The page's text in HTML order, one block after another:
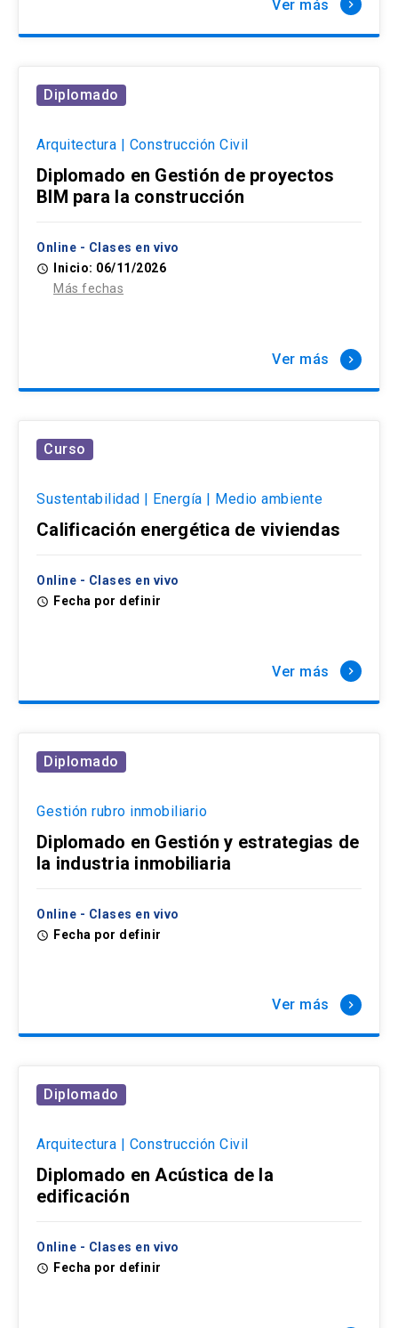
Ver más keyboard_arrow_right
Diplomado
Arquitectura | Construcción Civil
Diplomado en Gestión de proyectos
BIM para la construcción
Online - Clases en vivo
access_time
Inicio: 06/11/2026
Más fechas
Ver más keyboard_arrow_right
Curso
Sustentabilidad | Energía | Medio ambiente
Calificación energética de viviendas
Online - Clases en vivo
access_time Fecha por definir
Ver más keyboard_arrow_right
Diplomado
Gestión rubro inmobiliario
Diplomado en Gestión y estrategias de
la industria inmobiliaria
Online - Clases en vivo
access_time Fecha por definir
Ver más keyboard_arrow_right
Diplomado
Arquitectura | Construcción Civil
Diplomado en Acústica de la
edificación
Online - Clases en vivo
access_time Fecha por definir